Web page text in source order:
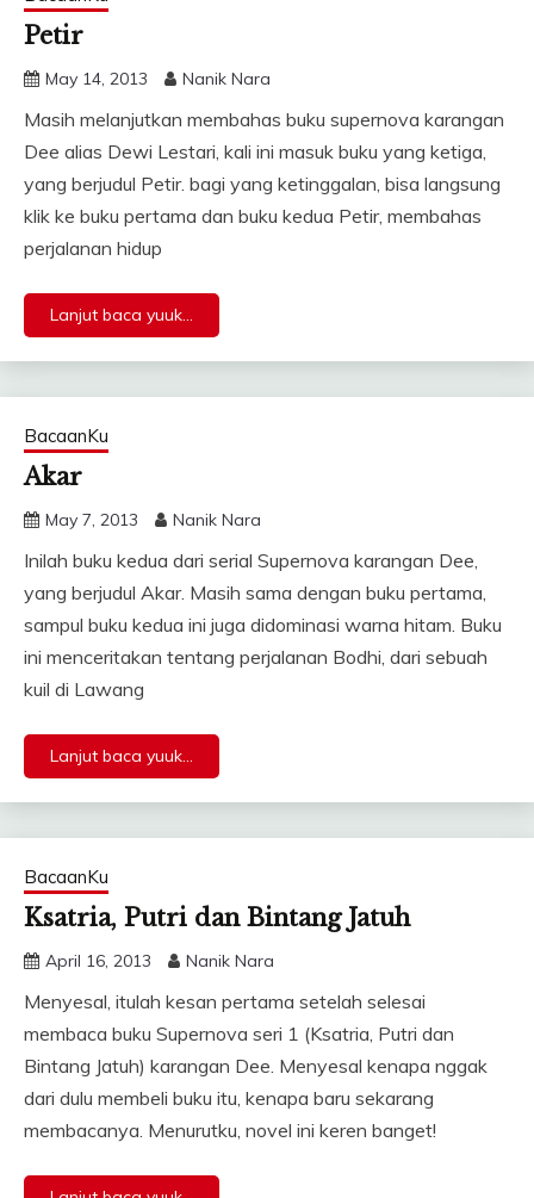
Petir
May 14, 2013 Nanik Nara
Masih melanjutkan membahas buku supernova karangan
Dee alias Dewi Lestari, kali ini masuk buku yang ketiga,
yang berjudul Petir. bagi yang ketinggalan, bisa langsung
klik ke buku pertama dan buku kedua Petir, membahas
perjalanan hidup
Lanjut baca yuuk...
BacaanKu
Akar
May 7, 2013 Nanik Nara
Inilah buku kedua dari serial Supernova karangan Dee,
yang berjudul Akar. Masih sama dengan buku pertama,
sampul buku kedua ini juga didominasi warna hitam. Buku
ini menceritakan tentang perjalanan Bodhi, dari sebuah
kuil di Lawang
Lanjut baca yuuk...
BacaanKu
Ksatria, Putri dan Bintang Jatuh
April 16, 2013 Nanik Nara
Menyesal, itulah kesan pertama setelah selesai
membaca buku Supernova seri 1 (Ksatria, Putri dan
Bintang Jatuh) karangan Dee. Menyesal kenapa nggak
dari dulu membeli buku itu, kenapa baru sekarang
membacanya. Menurutku, novel ini keren banget!